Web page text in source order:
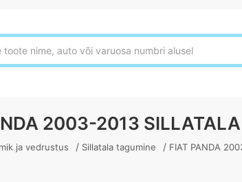
2003-2013
ja vedrustus / Sillatala tagumine / FIAT PANDA